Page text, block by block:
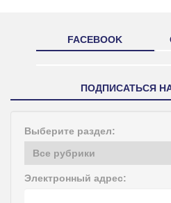
FACEBOOK
ПОДПИСАТЬСЯ
Выберите раздел:
Электронный адрес: